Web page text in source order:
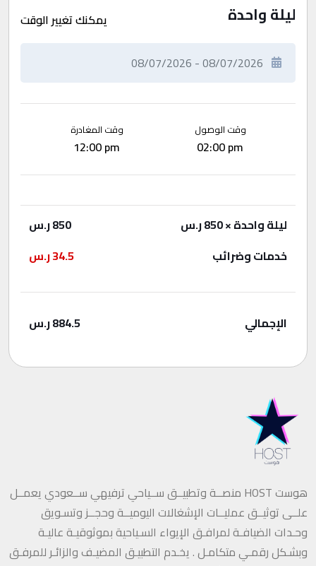
ليلة واحدة يمكنك تغيير الوقت
وقت الوصول
02:00 pm
وقت المغادرة
12:00 pm
ليلة واحدة× 850 ر.س 850ر.س
خدمات وضرائب
34.5ر.س
الإجمالي 884.5ر.س
هوست HOST منصــة وتطبيــق ســياحي ترفيهي ســعودي يعمــل
علــى توثيــق عمليــات الإشغالات اليوميــة وحجــز وتسـويق
وحـدات الضيافـة لمرافـق الإيواء السـياحية بموثوقيـة عاليـة
وبشـكل رقمـي متكامـل . يخـدم التطبيـق المضيـف والزائـر للمرفـق